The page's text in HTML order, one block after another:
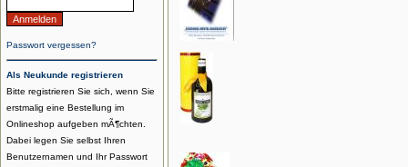
Passwort vergessen?
Als Neukunde registrieren
Bitte registrieren Sie sich, wenn Sie
erstmalig eine Bestellung im
Onlineshop aufgeben mÃ¶chten.
Dabei legen Sie selbst Ihren
Benutzernamen und Ihr Passwort